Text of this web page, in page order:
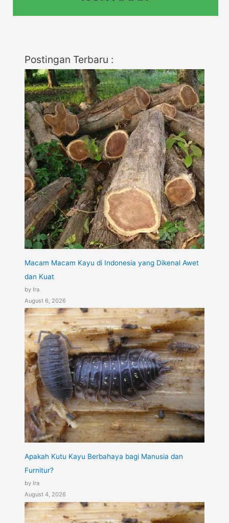
Postingan Terbaru :
Macam Macam Kayu di Indonesia yang Dikenal Awet
dan Kuat
by Ira
August 6, 2026
Apakah Kutu Kayu Berbahaya bagi Manusia dan
Furnitur?
by Ira
August 4, 2026